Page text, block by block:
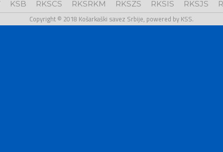
KSB RKSCS RKSRKM RKSZS RKSIS RKSJS
Copyright © 2018 Košarkaški savez Srbije, powered by KSS.